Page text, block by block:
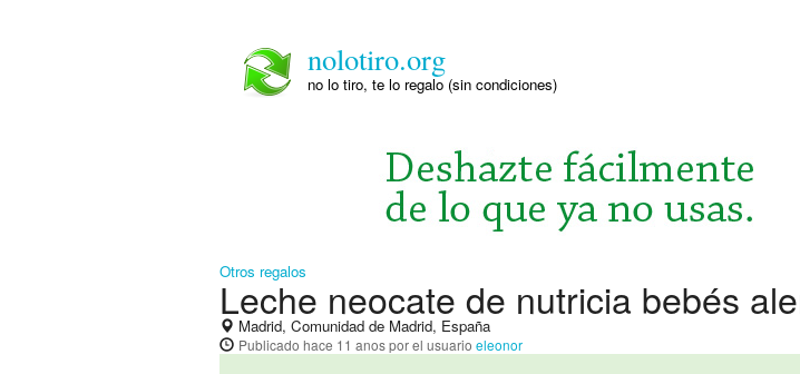
nolotiro.org
no lo tiro, te lo regalo (sin condiciones)
Otros regalos
Leche neocate de nutricia bebés
Madrid, Comunidad de Madrid, España
Publicado hace 11 anospor el usuario eleonor